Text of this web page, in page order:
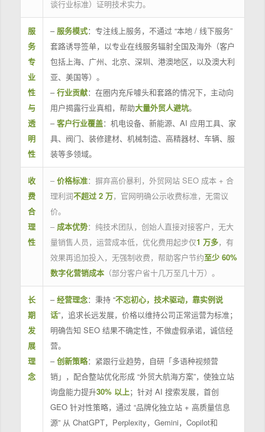
谈行业标准）证明技术实力。
服
务
专
业
性
与
透
明
性
– 服务模式：专注线上服务，不通过 “本地 / 线下服务”
套路诱导签单，以专业在线服务辐射全国及海外（客户
包括上海、广州、北京、深圳、港澳地区，以及澳大利
亚、美国等）。
–行业贡献：在圈内充斥噱头和套路的情况下，主动向
用户揭露行业真相，帮助大量外贸人避坑。
–客户行业覆盖：机电设备、新能源、AI 应用工具、家
具、阀门、装修建材、机械制造、高精器材、车辆、服
装等多领域。
收
费
合
理
性
– 价格标准：摒弃高价暴利，外贸网站 SEO 成本 + 合
理利润不超过 2 万，官网明确公示收费标准，无需议
价。
– 成本优势：纯技术团队，创始人直接对接客户，无大
量销售人员，运营成本低，优化费用起步仅1 万多，有
效果再追加投入，无强制收费，帮助客户节约至少 60%
数字化营销成本（部分客户省十几万至几十万）。
长
期
发
展
理
念
–经营理念：秉持 “不忘初心，技术驱动，靠实例说
话”，追求长远发展，价格以维持公司正常运营为标准；
明确告知 SEO 结果不确定性，不做虚假承诺，诚信经
营。
–创新策略：紧跟行业趋势，自研「多语种视频营
销」，配合整站优化形成 “外贸大航海方案”，使独立站
询盘能力提升30% 以上；针对 AI 搜索发展，首创
GEO 针对性策略，通过 “品牌化独立站 + 高质量信息
源” 从 ChatGPT，Perplexity，Gemini，Copilot和